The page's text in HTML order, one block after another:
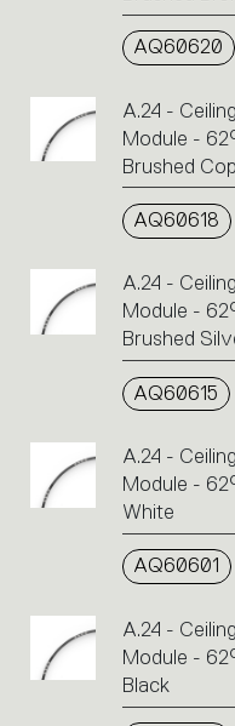
AQ60620
A.24 -
Module -
Brushed
AQ60618
A.24 -
Module -
Brushed
AQ60615
A.24 -
Module -
White
AQ60601
A.24 -
Module -
Black